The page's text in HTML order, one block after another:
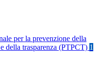
per la prevenzione della
della trasparenza (PTPCT) 1